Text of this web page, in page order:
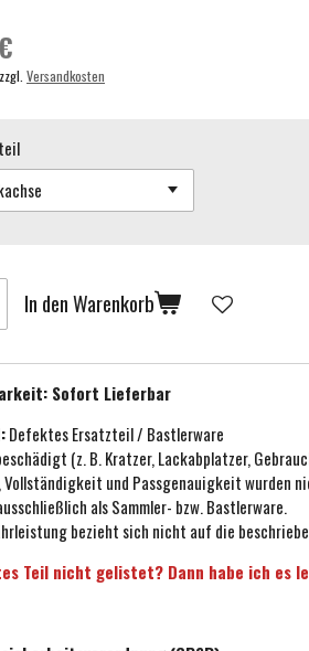
Versandkosten
In den Warenkorb
Sofort Lieferbar
Defektes Ersatzteil / Bastlerware
(z. B. Kratzer, Lackabplatzer,
Vollständigkeit und Passgenauigkeit wurden
als Sammler- bzw. Bastlerware.
bezieht sich nicht auf die
Teil nicht gelistet? Dann habe ich es